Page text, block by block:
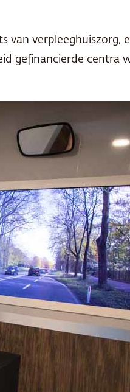
van verpleeghuiszorg,
gefinancierde centra